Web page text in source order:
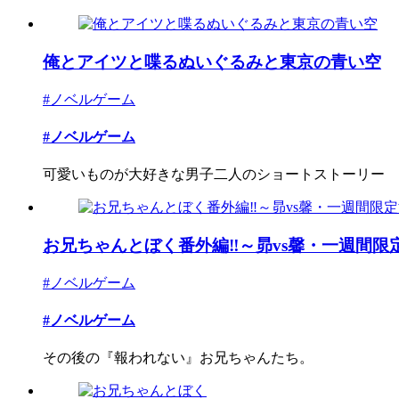
俺とアイツと喋るぬいぐるみと東京の青い空
#ノベルゲーム
#ノベルゲーム
可愛いものが大好きな男子二人のショートストーリー
お兄ちゃんとぼく番外編‼～昴vs馨・一週間限
#ノベルゲーム
#ノベルゲーム
その後の『報われない』お兄ちゃんたち。